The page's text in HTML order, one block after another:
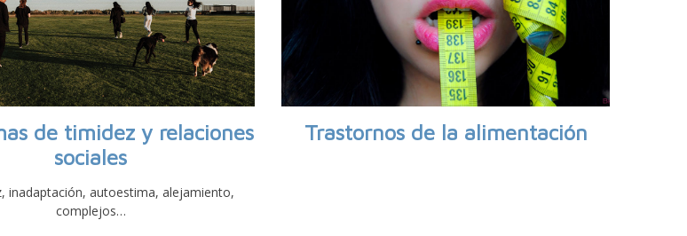
de timidez y relaciones
sociales
inadaptación, autoestima, alejamiento,
complejos…
Trastornos de la alimentación